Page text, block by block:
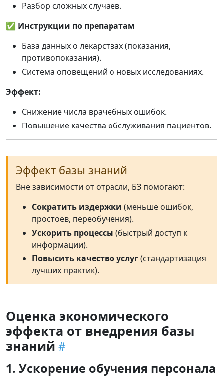
Разбор сложных случаев.
✅ Инструкции по препаратам
База данных о лекарствах (показания,
противопоказания).
Система оповещений о новых исследованиях.
Эффект:
Снижение числа врачебных ошибок.
Повышение качества обслуживания пациентов.
Эффект базы знаний
Вне зависимости от отрасли, БЗ помогают:
Сократить издержки (меньше ошибок,
простоев, переобучения).
Ускорить процессы (быстрый доступ к
информации).
Повысить качество услуг(стандартизация
лучших практик).
Оценка экономического
эффекта от внедрения базы
знаний
1. Ускорение обучения персонала